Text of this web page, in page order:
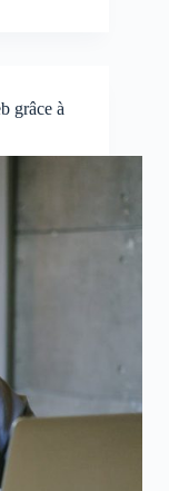
grâce à